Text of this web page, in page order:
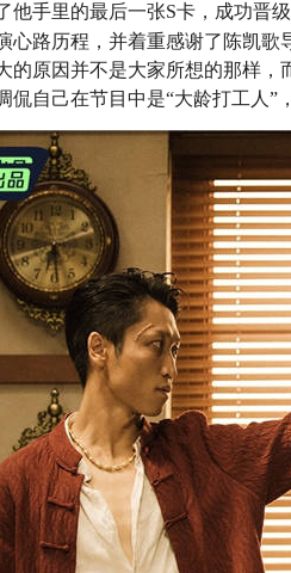
他手里的最后一张S卡，成功晋
心路历程，并着重感谢了陈凯
的原因并不是大家所想的那样
侃自己在节目中是“大龄打工人”